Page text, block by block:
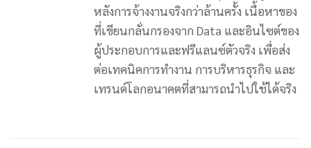
หลังการจ้างงานจริงกว่าล้านครั้ง เนื้อหาของ
ที่เขียนกลั่นกรองจาก Data และอินไซต์ของ
ผู้ประกอบการและฟรีแลนซ์ตัวจริง เพื่อส่ง
ต่อเทคนิคการทำงาน การบริหารธุรกิจ และ
เทรนด์โลกอนาคตที่สามารถนำไปใช้ได้จริง